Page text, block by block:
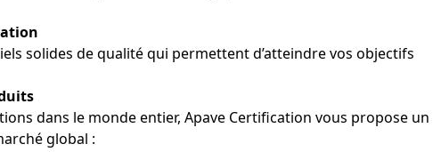
solides de qualité qui permettent d’atteindre vos objectifs
dans le monde entier, Apave Certification vous propose un
global :